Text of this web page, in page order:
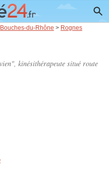
Bouches-du-Rhône > Rognes
kinésithérapeute situé route